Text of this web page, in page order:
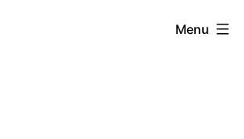
Menu